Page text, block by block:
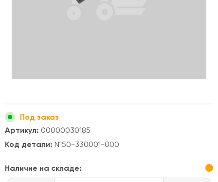
Под заказ
Артикул: 00000030185
Код детали: N150-330001-000
Наличие на складе: